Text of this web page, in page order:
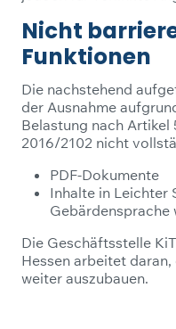
Nicht
Funktionen
Die nachstehend
der Ausnahme
Belastung nach Artikel
2016/2102 nicht
PDF-Dokumente
Inhalte in Leichter
Gebärdensprache
Die Geschäftsstelle
Hessen arbeitet
weiter auszubauen.